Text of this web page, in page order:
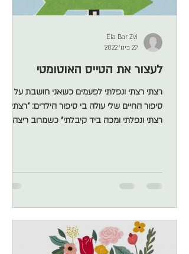
לעצור את הטייס האוטומטי
רצתי רצתי ונפלתי לפעמים כשאני חושבת על
סיפור החיים שלי עולה בי סיפור הילדים: "רצתי
רצתי ונפלתי ומכה ביד קיבלתי" כשמרוב ריצה
באמת. היום שבו עצרתי — והכל התחיל לזוז
כל ענייני החיים בתרשימי זרימה ותוכניות פעולה
מאורגנות ומפורטות למשעי, לשחרר את המקום
הזה ופשוט לא לעשות😳 הרי למדנו שאם נשב
בחיבוק ידיים, לא יקרה כלו
Ela Bar Zvi
29 בינו׳ 2022